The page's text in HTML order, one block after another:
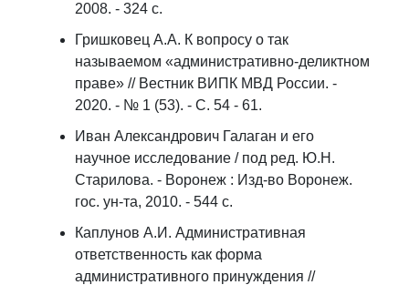
2008. - 324 с.
Гришковец А.А. К вопросу о так
называемом «административно-деликтном
праве» // Вестник ВИПК МВД России. -
2020. - № 1 (53). - С. 54 - 61.
Иван Александрович Галаган и его
научное исследование / под ред. Ю.Н.
Старилова. - Воронеж : Изд-во Воронеж.
гос. ун-та, 2010. - 544 с.
Каплунов А.И. Административная
ответственность как форма
административного принуждения //